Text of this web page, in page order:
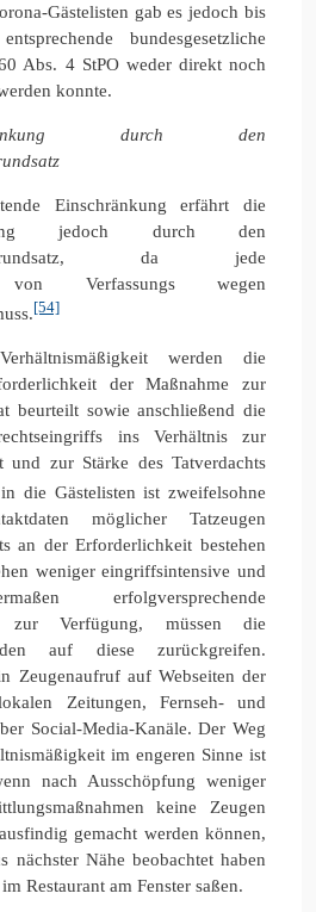
Gästelisten gab es jedoch bis
bundesgesetzliche
Abs. 4 StPO weder direkt noch
konnte.
durch den
Einschränkung erfährt die
jedoch durch den
da jede
von Verfassungs wegen
[54]
werden die
der Maßnahme zur
beurteilt sowie anschließend die
ins Verhältnis zur
und zur Stärke des Tatverdachts
die Gästelisten ist zweifelsohne
möglicher Tatzeugen
an der Erforderlichkeit bestehen
weniger eingriffsintensive und
erfolgversprechende
zur Verfügung, müssen die
auf diese zurückgreifen.
Zeugenaufruf auf Webseiten der
Zeitungen, Fernseh- und
Social-Media-Kanäle. Der Weg
im engeren Sinne ist
nach Ausschöpfung weniger
keine Zeugen
gemacht werden können,
nächster Nähe beobachtet haben
Restaurant am Fenster saßen.